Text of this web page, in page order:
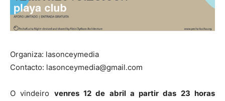
Organiza: lasonceymedia
Contacto: lasonceymedia@gmail.com
O vindeiro venres 12 de abril a partir das 23 horas